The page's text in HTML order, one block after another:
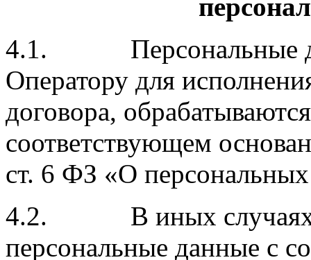
4.1. Персональные
Оператору для
договора,
соответствующем
ст. 6 ФЗ «О
4.2. В иных случаях
персональные данные с